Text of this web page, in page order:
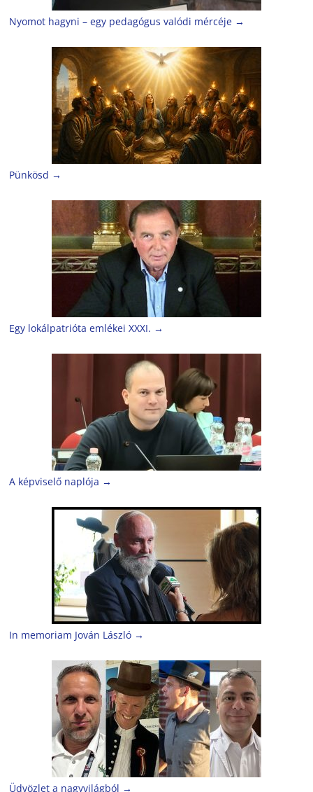
Nyomot hagyni – egy pedagógus valódi mércéje →
Pünkösd →
Egy lokálpatrióta emlékei XXXI. →
A képviselő naplója →
In memoriam Jován László →
Üdvözlet a nagyvilágból →